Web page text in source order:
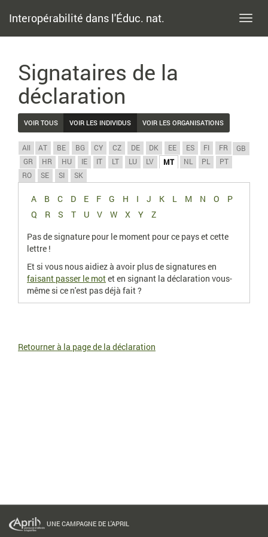
Interopérabilité dans l'Éduc. nat.
Signataires de la
déclaration
VOIR TOUS VOIR LES INDIVIDUS VOIR LES ORGANISATIONS
All AT BE BG CY CZ DE DK EE ES FI FR
GB
GR
HR HU IE IT LT LU LV MT NL PL
PT
RO
SE SI SK
A B C D E F G H I J K L M N O
P
Q
R S T U V W X Y
Z
Pas de signature pour le moment pour ce pays et cette
lettre !
Et si vous nous aidiez à avoir plus de signatures en
faisant passer le motet en signant la déclaration vous-
même si ce n'est pas déjà fait ?
Retourner à la page de la déclaration
UNE CAMPAGNE DE L'APRIL